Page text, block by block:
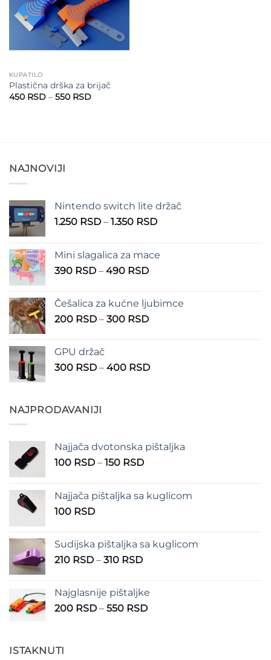
KUPATILO
Plastična drška za brijač
450 RSD – 550 RSDRaspon
NAJNOVIJI
Nintendo switch lite držač
1.250 RSD – 1.350 RSDRaspon
1.250 RSD
Mini slagalica za mace
390 RSD – 490 RSDRaspon
390 RSD
do
Češalica za kućne ljubimce
200 RSD – 300 RSDRaspon
do
GPU držač
300 RSD – 400 RSDRaspon
NAJPRODAVANIJI
Najjača dvotonska pištaljka
100 RSD – 150 RSDRaspon
100 RSD
Najjača pištaljka sa kuglicom
100 RSD
Sudijska pištaljka sa kuglicom
210 RSD – 310 RSDRaspon
210 RSD
do
Najglasnije pištaljke
200 RSD – 550 RSDRaspon
ISTAKNUTI